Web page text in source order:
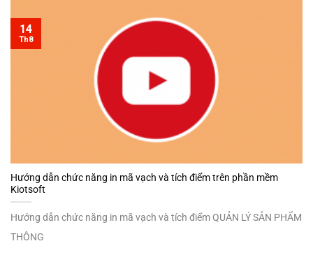
Hướng dẫn chức năng in mã vạch và tích điểm trên phần mềm
Kiotsoft
Hướng dẫn chức năng in mã vạch và tích điểm QUẢN LÝ SẢN PHẨM
THÔNG
14
Th8